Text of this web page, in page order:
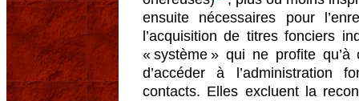
ensuite nécessaires pour
l’acquisition de titres fonciers
« système » qui ne profite
d’accéder à l’administration
contacts. Elles excluent la